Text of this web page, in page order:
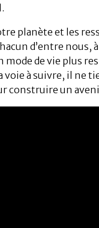
planète et les
d’entre nous,
de vie plus
à suivre, il ne
construire un